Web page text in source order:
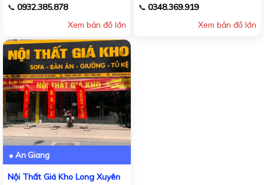
📞 0932.385.878
Xem bản đồ lớn
📞 0348.369.919
Xem bản đồ lớn
● An Giang
Nội Thất Giá Kho Long Xuyên